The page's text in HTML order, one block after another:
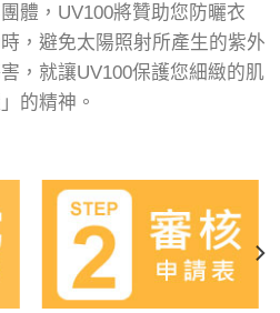
體，UV100將贊助您防曬衣
，避免太陽照射所產生的紫外
，就讓UV100保護您細緻的肌
的精神。